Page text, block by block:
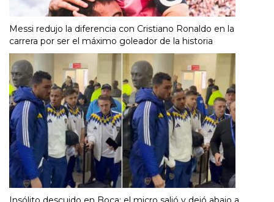
Messi redujo la diferencia con Cristiano Ronaldo en la
carrera por ser el máximo goleador de la historia